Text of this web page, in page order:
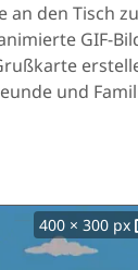
an den Tisch zu
GIF-
und
400 × 300 px